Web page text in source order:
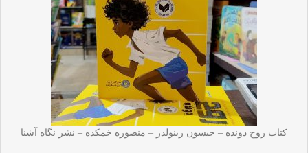
کتاب روح دونده – جیسون رینولدز – منصوره خمکده – نشر نگاه آشنا